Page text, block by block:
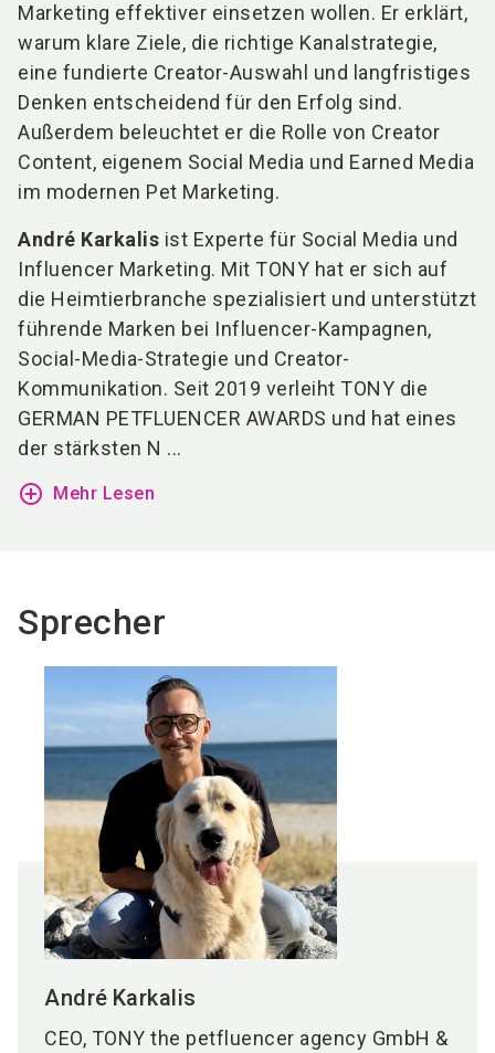
Marketing effektiver einsetzen wollen. Er erklärt,
warum klare Ziele, die richtige Kanalstrategie,
eine fundierte Creator-Auswahl und langfristiges
Denken entscheidend für den Erfolg sind.
Außerdem beleuchtet er die Rolle von Creator
Content, eigenem Social Media und Earned Media
im modernen Pet Marketing.
André Karkalis ist Experte für Social Media und
Influencer Marketing. Mit TONY hat er sich auf
die Heimtierbranche spezialisiert und unterstützt
führende Marken bei Influencer-Kampagnen,
Social-Media-Strategie und Creator-
Kommunikation. Seit 2019 verleiht TONY die
GERMAN PETFLUENCER AWARDS und hat eines
der stärksten N ...
add_circle_outline Mehr Lesen
Sprecher
André Karkalis
CEO, TONY the petfluencer agency GmbH &